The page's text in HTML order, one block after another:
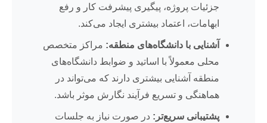
جزئیات پروژه، پیگیری پیشرفت کار و رفع
ابهامات، اعتماد بیشتری ایجاد می‌کند.
آشنایی با دانشگاه‌های منطقه: مراکز متخصص
محلی معمولاً با اساتید و ضوابط دانشگاه‌های
منطقه آشنایی بیشتری دارند که می‌تواند در
هماهنگی و تسریع فرآیند نگارش موثر باشد.
پشتیبانی سریع‌تر: در صورت نیاز به جلسات